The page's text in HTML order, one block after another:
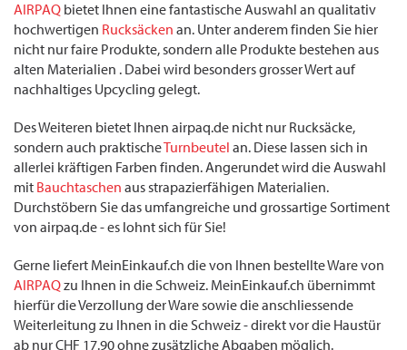
AIRPAQ bietet Ihnen eine fantastische Auswahl an qualitativ
hochwertigen Rucksäcken an. Unter anderem finden Sie hier
nicht nur faire Produkte, sondern alle Produkte bestehen aus
alten Materialien . Dabei wird besonders grosser Wert auf
nachhaltiges Upcycling gelegt.
Des Weiteren bietet Ihnen airpaq.de nicht nur Rucksäcke,
sondern auch praktischeTurnbeutel an. Diese lassen sich in
allerlei kräftigen Farben finden. Angerundet wird die Auswahl
mit Bauchtaschen aus strapazierfähigen Materialien.
Durchstöbern Sie das umfangreiche und grossartige Sortiment
von airpaq.de - es lohnt sich für Sie!
Gerne liefert MeinEinkauf.ch die von Ihnen bestellte Ware von
AIRPAQzu Ihnen in die Schweiz. MeinEinkauf.ch übernimmt
hierfür die Verzollung der Ware sowie die anschliessende
Weiterleitung zu Ihnen in die Schweiz - direkt vor die Haustür
ab nur CHF 17.90 ohne zusätzliche Abgaben möglich.